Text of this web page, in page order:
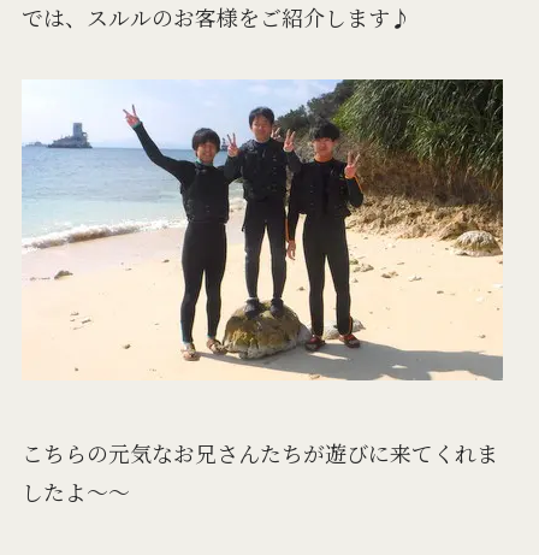
では、スルルのお客様をご紹介します♪
こちらの元気なお兄さんたちが遊びに来てくれま
したよ～～